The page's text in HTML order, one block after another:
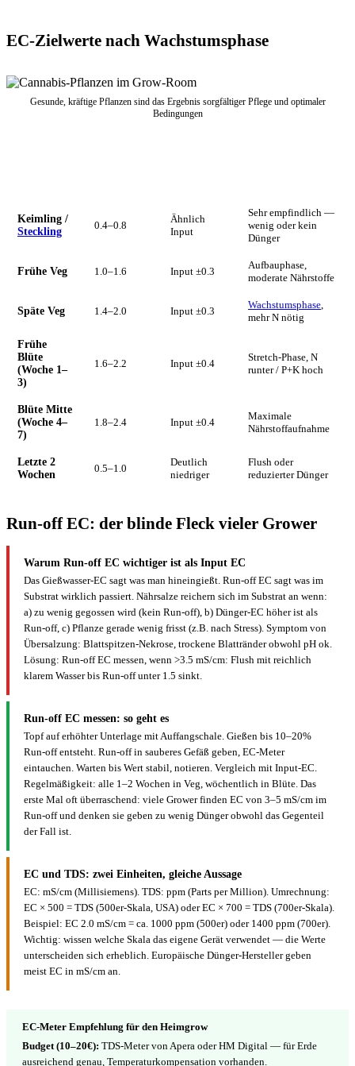
EC-Zielwerte nach Wachstumsphase
Gesunde, kräftige Pflanzen sind das Ergebnis sorgfältiger Pflege und optimaler
Bedingungen
Keimling /
Steckling
0.4–0.8
Ähnlich
Input
Sehr empfindlich —
wenig oder kein
Dünger
Frühe Veg 1.0–1.6 Input ±0.3
Aufbauphase,
moderate Nährstoffe
Späte Veg 1.4–2.0 Input ±0.3
Wachstumsphase,
mehr N nötig
Frühe
Blüte
(Woche 1–
3)
1.6–2.2 Input ±0.4
Stretch-Phase, N
runter / P+K hoch
Blüte Mitte
(Woche 4–
7)
1.8–2.4 Input ±0.4
Maximale
Nährstoffaufnahme
Letzte 2
Wochen
0.5–1.0
Deutlich
niedriger
Flush oder
reduzierter Dünger
Run-off EC: der blinde Fleck vieler Grower
Warum Run-off EC wichtiger ist als Input EC
Das Gießwasser-EC sagt was man hineingießt. Run-off EC sagt was im
Substrat wirklich passiert. Nährsalze reichern sich im Substrat an wenn:
a) zu wenig gegossen wird (kein Run-off), b) Dünger-EC höher ist als
Run-off, c) Pflanze gerade wenig frisst (z.B. nach Stress). Symptom von
Übersalzung: Blattspitzen-Nekrose, trockene Blattränder obwohl pH ok.
Lösung: Run-off EC messen, wenn >3.5 mS/cm: Flush mit reichlich
klarem Wasser bis Run-off unter 1.5 sinkt.
Run-off EC messen: so geht es
Topf auf erhöhter Unterlage mit Auffangschale. Gießen bis 10–20%
Run-off entsteht. Run-off in sauberes Gefäß geben, EC-Meter
eintauchen. Warten bis Wert stabil, notieren. Vergleich mit Input-EC.
Regelmäßigkeit: alle 1–2 Wochen in Veg, wöchentlich in Blüte. Das
erste Mal oft überraschend: viele Grower finden EC von 3–5 mS/cm im
Run-off und denken sie geben zu wenig Dünger obwohl das Gegenteil
der Fall ist.
EC und TDS: zwei Einheiten, gleiche Aussage
EC: mS/cm (Millisiemens). TDS: ppm (Parts per Million). Umrechnung:
EC × 500 = TDS (500er-Skala, USA) oder EC × 700 = TDS (700er-Skala).
Beispiel: EC 2.0 mS/cm = ca. 1000 ppm (500er) oder 1400 ppm (700er).
Wichtig: wissen welche Skala das eigene Gerät verwendet — die Werte
unterscheiden sich erheblich. Europäische Dünger-Hersteller geben
meist EC in mS/cm an.
EC-Meter Empfehlung für den Heimgrow
Budget (10–20€): TDS-Meter von Apera oder HM Digital — für Erde
ausreichend genau, Temperaturkompensation vorhanden.